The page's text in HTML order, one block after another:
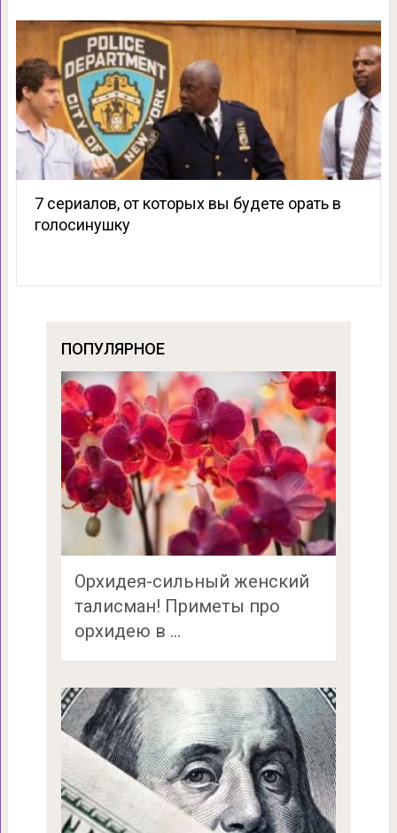
7 сериалов, от которых вы будете орать в
голосинушку
ПОПУЛЯРНОЕ
Орхидея-сильный женский
талисман! Приметы про
орхидею в …